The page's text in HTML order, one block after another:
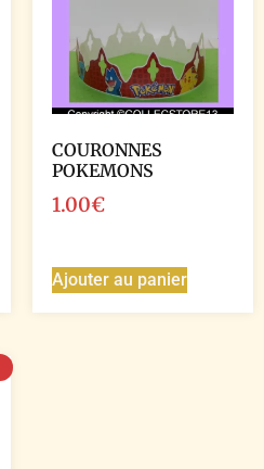
COURONNES
POKEMONS
1.00€
Ajouter au panier